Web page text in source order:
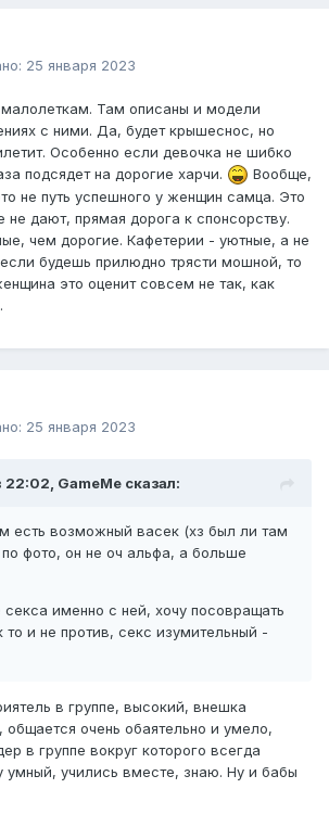
25 января 2023
Там описаны и модели
с ними. Да, будет крышеснос, но
Особенно если девочка не шибко
подсядет на дорогие харчи.
Вообще,
не путь успешного у женщин самца. Это
не дают, прямая дорога к спонсорству.
чем дорогие. Кафетерии - уютные, а не
будешь прилюдно трясти мошной, то
это оценит совсем не так, как
25 января 2023
22:02, GameMe сказал:
есть возможный васек (хз был ли там
фото, он не оч альфа, а больше
именно с ней, хочу посовращать
и не против, секс изумительный -
в группе, высокий, внешка
общается очень обаятельно и умело,
в группе вокруг которого всегда
умный, учились вместе, знаю. Ну и бабы